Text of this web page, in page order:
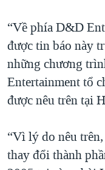
“Về phía D&D
được tin báo này
những chương
Entertainment tổ
được nêu trên tại
“Vì lý do nêu
thay đổi thành